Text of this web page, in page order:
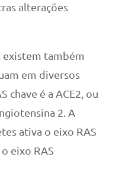
alterações
existem também
em diversos
chave é a ACE2, ou
2. A
ativa o eixo RAS
eixo RAS